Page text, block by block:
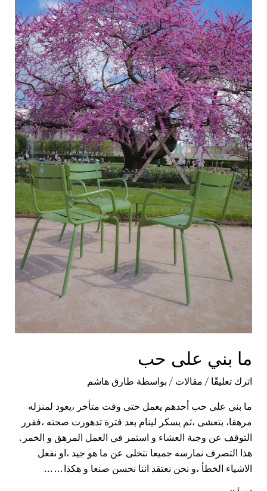
ما بني على حب
اترك تعليقًا / مقالات / بواسطة طارق هاشم
ما بني على حب أحدهم يعمل حتى وقت متأخر ،يعود لمنزله
مرهقا، يتعشى ،ثم يسكر لينام بعد فترة تدهورت صحته ،فقرر
التوقف عن وجبة العشاء و استمر في العمل المرهق و الخمر .
هذا التصرف نمارسه جميعا نتخلى عن ما هو جيد ،او نفعل
الاشياء الخطأ ،و نحن نعتقد اننا نحسن صنعا و هكذا … …